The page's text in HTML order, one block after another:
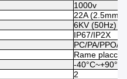
1000v
22A
6KV (50Hz)
IP67/IP2X
PC/PA/PPO/
Rame
-40°C~+90°C
2